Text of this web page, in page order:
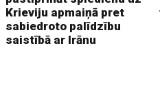
Krieviju apmaiņā pret
sabiedroto palīdzību
saistībā ar Irānu